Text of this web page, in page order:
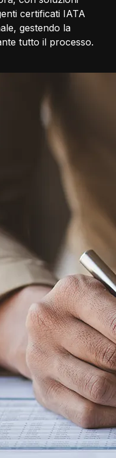
certificati IATA
gestendo la
tutto il processo.